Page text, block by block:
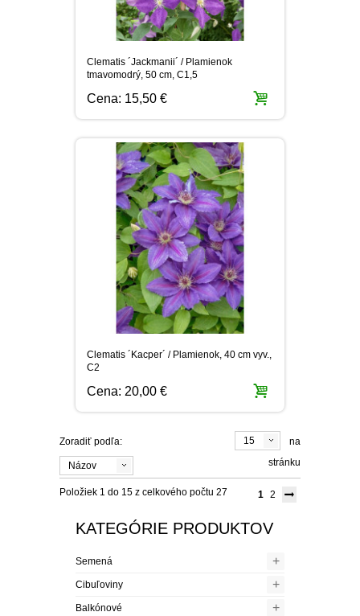
Clematis ´Jackmanii´ / Plamienok
tmavomodrý, 50 cm, C1,5
Cena: 15,50 €
Clematis ´Kacper´ / Plamienok, 40 cm vyv.,
C2
Cena: 20,00 €
Zoradiť podľa:
Názov
15
na
stránku
Položiek 1 do 15 z celkového počtu 27 1 2
KATEGÓRIE PRODUKTOV
Semená +
Cibuľoviny +
Balkónové +